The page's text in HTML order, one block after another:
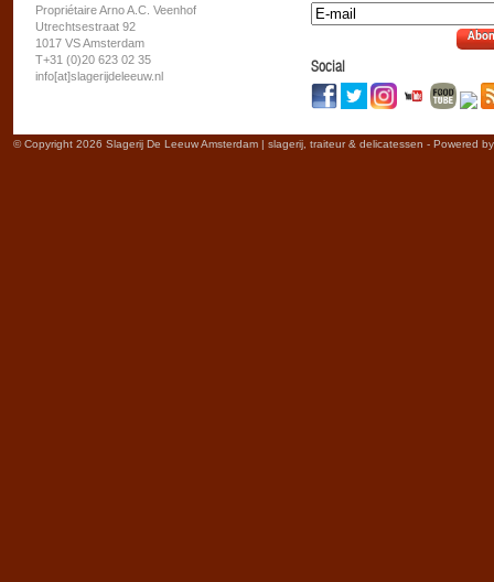
Propriétaire Arno A.C. Veenhof
Utrechtsestraat 92
1017 VS Amsterdam
T+31 (0)20 623 02 35
info[at]slagerijdeleeuw.nl
Social
© Copyright 2026 Slagerij De Leeuw Amsterdam | slagerij, traiteur & delicatessen - Powered